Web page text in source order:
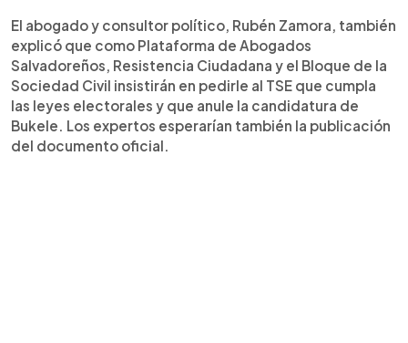
El abogado y consultor político, Rubén Zamora, también
explicó que como Plataforma de Abogados
Salvadoreños, Resistencia Ciudadana y el Bloque de la
Sociedad Civil insistirán en pedirle al TSE que cumpla
las leyes electorales y que anule la candidatura de
Bukele. Los expertos esperarían también la publicación
del documento oficial.